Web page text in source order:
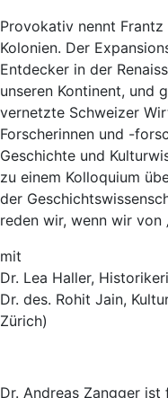
Provokativ nennt
Kolonien. Der
Entdecker in der
unseren Kontinent, und
vernetzte Schweizer
Forscherinnen und -
Geschichte und
zu einem Kolloquium
der
reden wir, wenn wir von
mit
Dr. Lea Haller,
Dr. des. Rohit Jain,
Zürich)
Dr. Andreas Zangger